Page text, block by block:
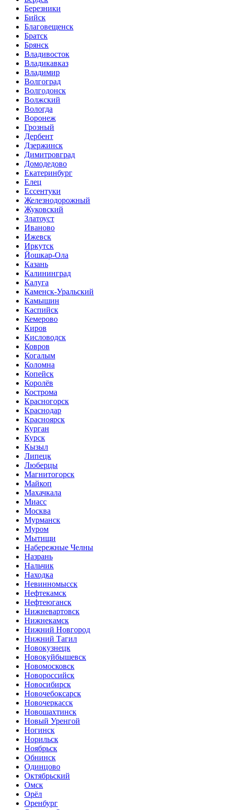
Березники
Бийск
Благовещенск
Братск
Брянск
Владивосток
Владикавказ
Владимир
Волгоград
Волгодонск
Волжский
Вологда
Воронеж
Грозный
Дербент
Дзержинск
Димитровград
Домодедово
Екатеринбург
Елец
Ессентуки
Железнодорожный
Жуковский
Златоуст
Иваново
Ижевск
Иркутск
Йошкар-Ола
Казань
Калининград
Калуга
Каменск-Уральский
Камышин
Каспийск
Кемерово
Киров
Кисловодск
Ковров
Когалым
Коломна
Копейск
Королёв
Кострома
Красногорск
Краснодар
Красноярск
Курган
Курск
Кызыл
Липецк
Люберцы
Магнитогорск
Майкоп
Махачкала
Миасс
Москва
Мурманск
Муром
Мытищи
Набережные Челны
Назрань
Нальчик
Находка
Невинномысск
Нефтекамск
Нефтеюганск
Нижневартовск
Нижнекамск
Нижний Новгород
Нижний Тагил
Новокузнецк
Новокуйбышевск
Новомосковск
Новороссийск
Новосибирск
Новочебоксарск
Новочеркасск
Новошахтинск
Новый Уренгой
Ногинск
Норильск
Ноябрьск
Обнинск
Одинцово
Октябрьский
Омск
Орёл
Оренбург